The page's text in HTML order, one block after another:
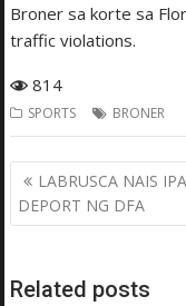
Broner sa korte sa
traffic violations.
814
SPORTS BRONER
Post
navigation
LABRUSCA NAIS
DEPORT NG DFA
Related posts